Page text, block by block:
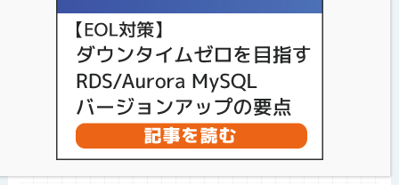
パソナデータ&デザインのオープン
ソースDBサポートについて
MySQLに関するお問合せはこちら